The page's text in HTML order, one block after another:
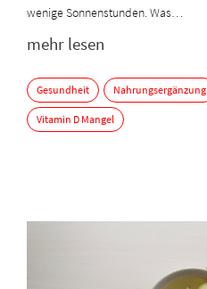
wenige Sonnenstunden. Was…
mehr lesen
Gesundheit Nahrungsergänzung
Vitamin D Mangel